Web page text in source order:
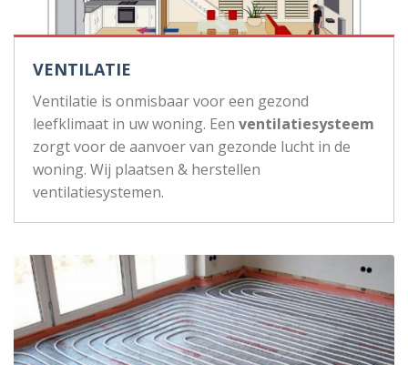
VENTILATIE
Ventilatie is onmisbaar voor een gezond
leefklimaat in uw woning. Een ventilatiesysteem
zorgt voor de aanvoer van gezonde lucht in de
woning. Wij plaatsen & herstellen
ventilatiesystemen.